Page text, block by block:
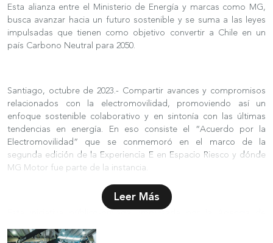
Esta alianza entre el Ministerio de Energía y marcas como MG,
busca avanzar hacia un futuro sostenible y se suma a las leyes
impulsadas que tienen como objetivo convertir a Chile en un
país Carbono Neutral para 2050.
Santiago, octubre de 2023.- Compartir avances y compromisos
relacionados con la electromovilidad, promoviendo así un
enfoque sostenible colaborativo y en sintonía con las últimas
tendencias en energía. En eso consiste el “Acuerdo por la
Electromovilidad” que se conmemoró en el marco de la
segunda edición de la Experiencia E en Espacio Riesco y dónde
MG Motor fue parte de la instancia.
Esta iniciativa público-privada, impulsada por la Agencia de
tuvo su primera versión en diciembre de 2017. No obstante, esta
Leer Más